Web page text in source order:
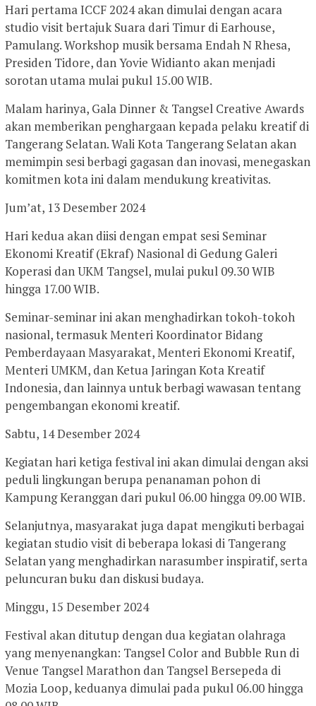
Hari pertama ICCF 2024 akan dimulai dengan acara
studio visit bertajuk Suara dari Timur di Earhouse,
Pamulang. Workshop musik bersama Endah N Rhesa,
Presiden Tidore, dan Yovie Widianto akan menjadi
sorotan utama mulai pukul 15.00 WIB.
Malam harinya, Gala Dinner & Tangsel Creative Awards
akan memberikan penghargaan kepada pelaku kreatif di
Tangerang Selatan. Wali Kota Tangerang Selatan akan
memimpin sesi berbagi gagasan dan inovasi, menegaskan
komitmen kota ini dalam mendukung kreativitas.
Jum’at, 13 Desember 2024
Hari kedua akan diisi dengan empat sesi Seminar
Ekonomi Kreatif (Ekraf) Nasional di Gedung Galeri
Koperasi dan UKM Tangsel, mulai pukul 09.30 WIB
hingga 17.00 WIB.
Seminar-seminar ini akan menghadirkan tokoh-tokoh
nasional, termasuk Menteri Koordinator Bidang
Pemberdayaan Masyarakat, Menteri Ekonomi Kreatif,
Menteri UMKM, dan Ketua Jaringan Kota Kreatif
Indonesia, dan lainnya untuk berbagi wawasan tentang
pengembangan ekonomi kreatif.
Sabtu, 14 Desember 2024
Kegiatan hari ketiga festival ini akan dimulai dengan aksi
peduli lingkungan berupa penanaman pohon di
Kampung Keranggan dari pukul 06.00 hingga 09.00 WIB.
Selanjutnya, masyarakat juga dapat mengikuti berbagai
kegiatan studio visit di beberapa lokasi di Tangerang
Selatan yang menghadirkan narasumber inspiratif, serta
peluncuran buku dan diskusi budaya.
Minggu, 15 Desember 2024
Festival akan ditutup dengan dua kegiatan olahraga
yang menyenangkan: Tangsel Color and Bubble Run di
Venue Tangsel Marathon dan Tangsel Bersepeda di
Mozia Loop, keduanya dimulai pada pukul 06.00 hingga